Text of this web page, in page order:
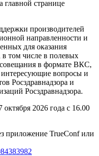
главной странице
производителей
направленности и
для оказания
том числе в полевых
в формате ВКС,
интересующие вопросы и
Росздравнадзора и
Росздравнадзора.
2026 года с 16.00
приложение TrueConf или